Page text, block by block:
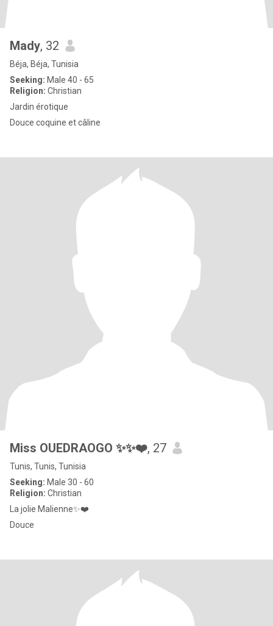
Mady, 32
Béja, Béja, Tunisia
Seeking: Male 40 - 65
Religion: Christian
Jardin érotique
Douce coquine et câline
Miss OUEDRAOGO ✨✨❤️, 27
Tunis, Tunis, Tunisia
Seeking: Male 30 - 60
Religion: Christian
La jolie Malienne✨❤️
Douce